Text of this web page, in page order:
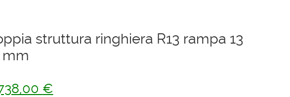
struttura ringhiera R13 rampa 13
mm
€